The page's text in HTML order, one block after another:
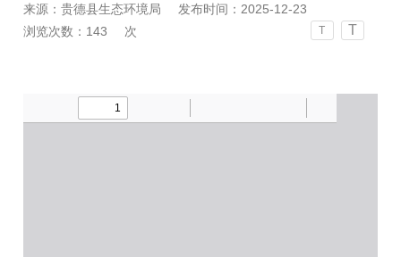
来源：贵德县生态环境局
发布时间：2025-12-23
浏览次数： 143 次 T T